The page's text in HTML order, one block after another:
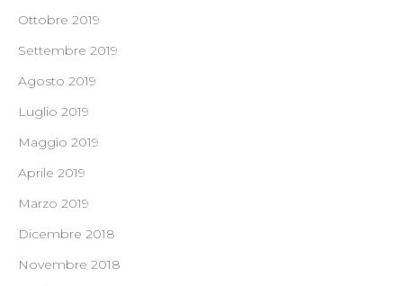
Ottobre 2019
Settembre 2019
Agosto 2019
Luglio 2019
Maggio 2019
Aprile 2019
Marzo 2019
Dicembre 2018
Novembre 2018